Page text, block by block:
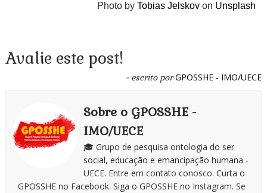
Photo byTobias Jelskov on Unsplash
Avalie este post!
- escrito por GPOSSHE - IMO/UECE
Sobre o GPOSSHE -
IMO/UECE
🎓 Grupo de pesquisa ontologia do ser
social, educação e emancipação humana -
UECE. Entre em contato conosco. Curta o
GPOSSHE no Facebook. Siga o GPOSSHE no Instagram. Se